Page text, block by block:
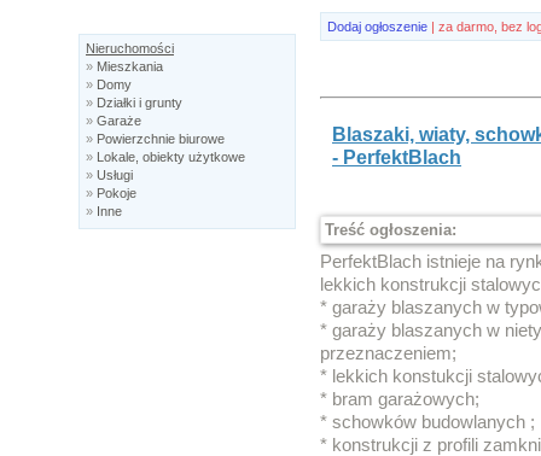
Nieruchomości
» Mieszkania
» Domy
» Działki i grunty
» Garaże
» Powierzchnie biurowe
» Lokale, obiekty użytkowe
» Usługi
» Pokoje
» Inne
Dodaj ogłoszenie | za darmo, bez
Blaszaki, wiaty,
- PerfektBlach
Treść ogłoszenia:
PerfektBlach istnieje na
lekkich konstrukcji
* garaży blaszanych w
* garaży blaszanych w
przeznaczeniem;
* lekkich konstukcji
* bram garażowych;
* schowków budowlanych ;
* konstrukcji z profili